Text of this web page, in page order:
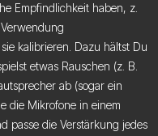
Empfindlichkeit haben, z.
kalibrieren. Dazu hältst Du
etwas Rauschen (z. B.
ab (sogar ein
die Mikrofone in einem
passe die Verstärkung jedes